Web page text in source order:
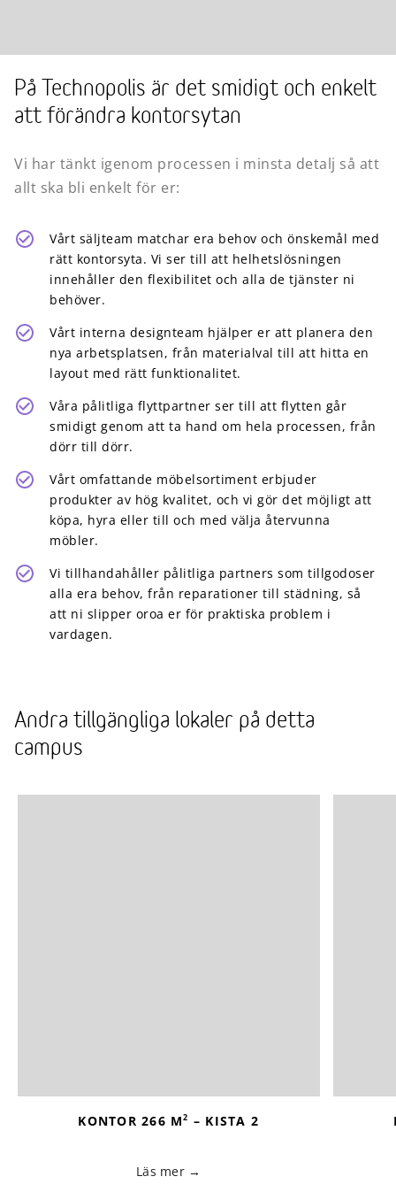
På Technopolis är det smidigt och enkelt
att förändra kontorsytan
Vi har tänkt igenom processen i minsta detalj så att
allt ska bli enkelt för er:
Vårt säljteam matchar era behov och önskemål med
rätt kontorsyta. Vi ser till att helhetslösningen
innehåller den flexibilitet och alla de tjänster ni
behöver.
Vårt interna designteam hjälper er att planera den
nya arbetsplatsen, från materialval till att hitta en
layout med rätt funktionalitet.
Våra pålitliga flyttpartner ser till att flytten går
smidigt genom att ta hand om hela processen, från
dörr till dörr.
Vårt omfattande möbelsortiment erbjuder
produkter av hög kvalitet, och vi gör det möjligt att
köpa, hyra eller till och med välja återvunna
möbler.
Vi tillhandahåller pålitliga partners som tillgodoser
alla era behov, från reparationer till städning, så
att ni slipper oroa er för praktiska problem i
vardagen.
Andra tillgängliga lokaler på detta
campus
KONTOR 266 M2 – KISTA 2
Läs mer